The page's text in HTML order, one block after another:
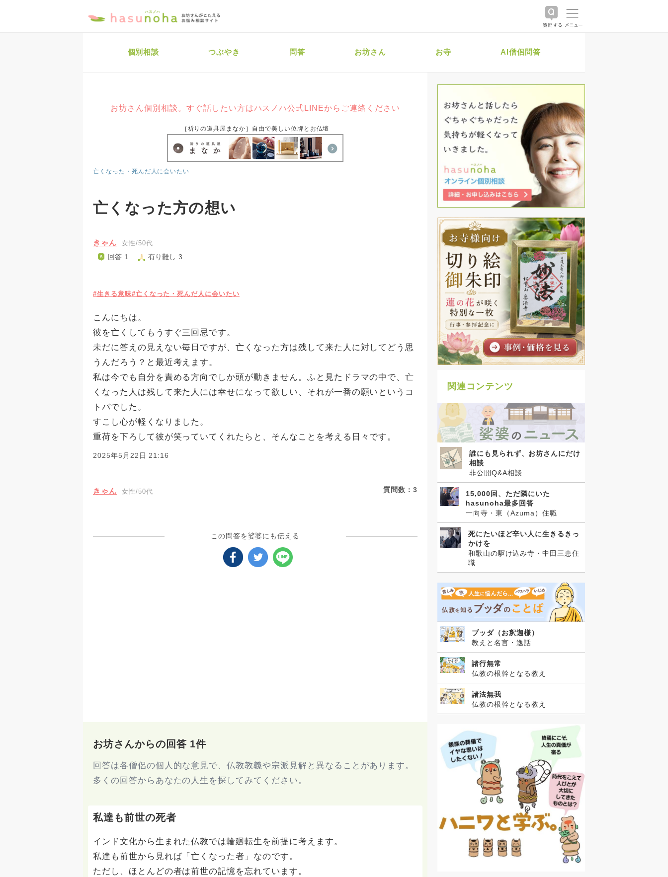
個別相談 つぶやき 問答 お坊さん お寺 AI僧侶問答
お坊さん個別相談。すぐ話したい方はハスノハ公式LINEからご連絡ください
［祈りの道具屋まなか］自由で美しい位牌とお仏壇
亡くなった・死んだ人に会いたい
亡くなった方の想い
きゃん 女性/50代
回答 1 有り難し 3
#生きる意味#亡くなった・死んだ人に会いたい
こんにちは。
彼を亡くしてもうすぐ三回忌です。
未だに答えの見えない毎日ですが、亡くなった方は残して来た人に対してどう思
うんだろう？と最近考えます。
私は今でも自分を責める方向でしか頭が動きません。ふと見たドラマの中で、亡
くなった人は残して来た人には幸せになって欲しい、それが一番の願いというコ
トバでした。
すこし心が軽くなりました。
重荷を下ろして彼が笑っていてくれたらと、そんなことを考える日々です。
2025年5月22日 21:16
きゃん 女性/50代 質問数：3
この問答を娑婆にも伝える
お坊さんからの回答 1件
回答は各僧侶の個人的な意見で、仏教教義や宗派見解と異なることがあります。
多くの回答からあなたの人生を探してみてください。
私達も前世の死者
インド文化から生まれた仏教では輪廻転生を前提に考えます。
私達も前世から見れば「亡くなった者」なのです。
ただし、ほとんどの者は前世の記憶を忘れています。
関連コンテンツ
誰にも見られず、お坊さんにだけ
相談
非公開Q&A相談
15,000回、ただ隣にいた
hasunoha最多回答
一向寺・東（Azuma）住職
死にたいほど辛い人に生きるきっ
かけを
和歌山の駆け込み寺・中田三恵住
職
ブッダ（お釈迦様）
教えと名言・逸話
諸行無常
仏教の根幹となる教え
諸法無我
仏教の根幹となる教え